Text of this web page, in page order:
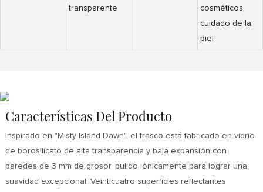
transparente
cosméticos,
cuidado de la
piel
Características Del Producto
Inspirado en "Misty Island Dawn", el frasco está fabricado en vidrio
de borosilicato de alta transparencia y baja expansión con
paredes de 3 mm de grosor, pulido iónicamente para lograr una
suavidad excepcional. Veinticuatro superficies reflectantes